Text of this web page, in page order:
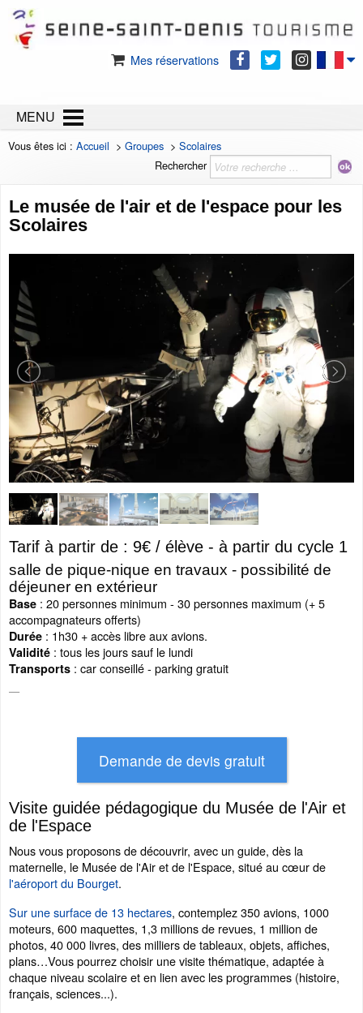
Mes réservations
MENU
Vous êtes ici : Accueil > Groupes > Scolaires
Rechercher
Le musée de l'air et de l'espace pour les
Scolaires
Tarif à partir de : 9€ / élève - à partir du cycle 1
salle de pique-nique en travaux - possibilité de
déjeuner en extérieur
Base : 20 personnes minimum - 30 personnes maximum (+ 5
accompagnateurs offerts)
Durée : 1h30 + accès libre aux avions.
Validité : tous les jours sauf le lundi
Transports : car conseillé - parking gratuit
Visite guidée pédagogique du Musée de l'Air et
de l'Espace
Nous vous proposons de découvrir, avec un guide, dès la
maternelle, le Musée de l'Air et de l'Espace, situé au cœur de
l'aéroport du Bourget.
Sur une surface de 13 hectares, contemplez 350 avions, 1000
moteurs, 600 maquettes, 1,3 millions de revues, 1 million de
photos, 40 000 livres, des milliers de tableaux, objets, affiches,
plans…Vous pourrez choisir une visite thématique, adaptée à
chaque niveau scolaire et en lien avec les programmes (histoire,
français, sciences...).